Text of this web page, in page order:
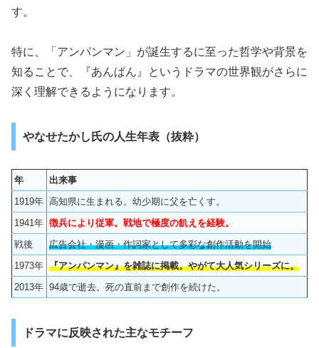
す。
特に、「アンパンマン」が誕生するに至った哲学や背景を
知ることで、『あんぱん』というドラマの世界観がさらに
深く理解できるようになります。
やなせたかし氏の人生年表（抜粋）
年
出来事
1919年 高知県に生まれる。幼少期に父を亡くす。
1941年 徴兵により従軍。戦地で極度の飢えを経験。
戦後
広告会社・漫画・作詞家として多彩な創作活動を開始
1973年 『アンパンマン』を雑誌に掲載。やがて大人気シリーズに。
2013年 94歳で逝去。死の直前まで創作を続けた。
ドラマに反映された主なモチーフ